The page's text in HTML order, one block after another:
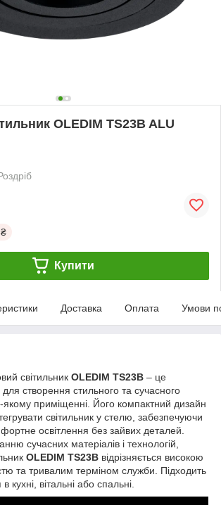
OLEDIM TS23B ALU
Купити
Доставка Оплата Умови
світильник OLEDIM TS23В – це
створення стильного та сучасного
якому приміщенні. Його компактний дизайн
світильник у стелю, забезпечуючи
освітлення без зайвих деталей.
сучасних матеріалів і технологій,
OLEDIM TS23В відрізняється високою
та тривалим терміном служби. Підходить
кухні, вітальні або спальні.